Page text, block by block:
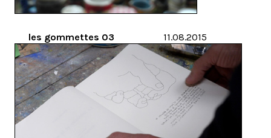
les gommettes 03 11.08.2015